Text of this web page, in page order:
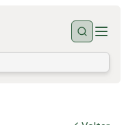
BuscarMenu